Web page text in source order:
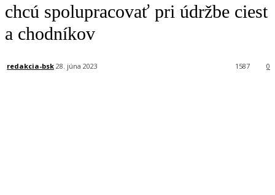
chcú spolupracovať pri údržbe ciest
a chodníkov
redakcia-bsk 28. júna 2023 0
1587